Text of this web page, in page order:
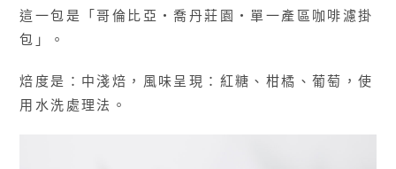
這一包是「哥倫比亞・喬丹莊園・單一產區咖啡濾掛
包」。
焙度是：中淺焙，風味呈現：紅糖、柑橘、葡萄，使
用水洗處理法。